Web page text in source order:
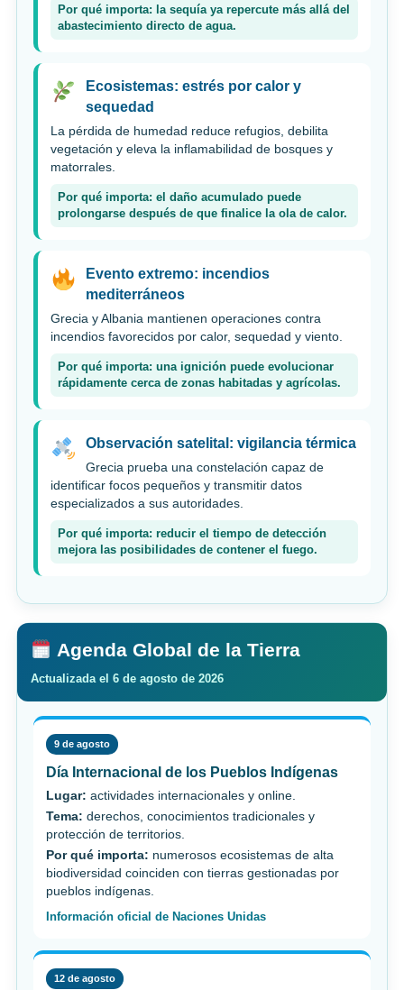
Por qué importa: la sequía ya repercute más allá del
abastecimiento directo de agua.
Ecosistemas: estrés por calor y
sequedad
La pérdida de humedad reduce refugios, debilita
vegetación y eleva la inflamabilidad de bosques y
matorrales.
Por qué importa: el daño acumulado puede
prolongarse después de que finalice la ola de calor.
Evento extremo: incendios
mediterráneos
Grecia y Albania mantienen operaciones contra
incendios favorecidos por calor, sequedad y viento.
Por qué importa: una ignición puede evolucionar
rápidamente cerca de zonas habitadas y agrícolas.
Observación satelital: vigilancia térmica
Grecia prueba una constelación capaz de
identificar focos pequeños y transmitir datos
especializados a sus autoridades.
Por qué importa: reducir el tiempo de detección
mejora las posibilidades de contener el fuego.
Agenda Global de la Tierra
Actualizada el 6 de agosto de 2026
9 de agosto
Día Internacional de los Pueblos Indígenas
Lugar: actividades internacionales y online.
Tema: derechos, conocimientos tradicionales y
protección de territorios.
Por qué importa: numerosos ecosistemas de alta
biodiversidad coinciden con tierras gestionadas por
pueblos indígenas.
Información oficial de Naciones Unidas
12 de agosto